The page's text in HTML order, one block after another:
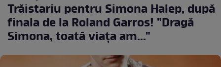
Trăistariu pentru Simona Halep, după
finala de la Roland Garros! "Dragă
Simona, toată viaţa am..."